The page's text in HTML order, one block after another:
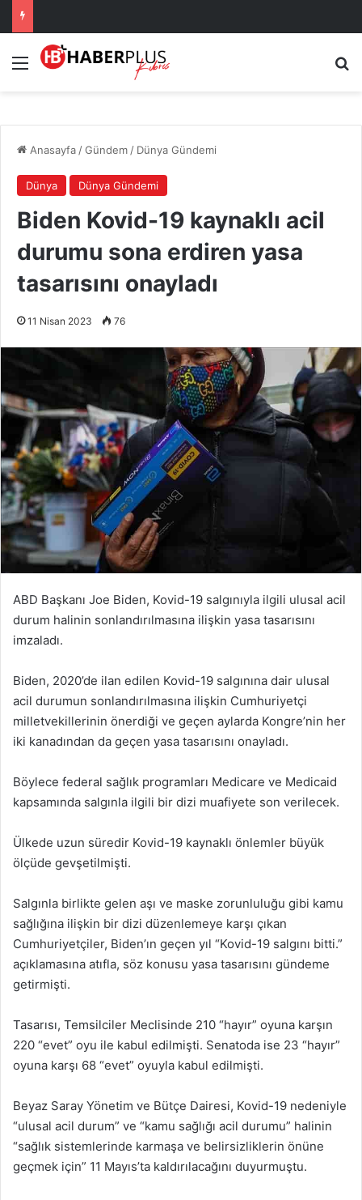
Menü
Anasayfa/Gündem/ Dünya Gündemi
Dünya Dünya Gündemi
Biden Kovid-19 kaynaklı acil
durumu sona erdiren yasa
tasarısını onayladı
11 Nisan 2023 76
ABD Başkanı Joe Biden, Kovid-19 salgınıyla ilgili ulusal acil
durum halinin sonlandırılmasına ilişkin yasa tasarısını
imzaladı.
Biden, 2020’de ilan edilen Kovid-19 salgınına dair ulusal
acil durumun sonlandırılmasına ilişkin Cumhuriyetçi
milletvekillerinin önerdiği ve geçen aylarda Kongre’nin her
iki kanadından da geçen yasa tasarısını onayladı.
Böylece federal sağlık programları Medicare ve Medicaid
kapsamında salgınla ilgili bir dizi muafiyete son verilecek.
Ülkede uzun süredir Kovid-19 kaynaklı önlemler büyük
ölçüde gevşetilmişti.
Salgınla birlikte gelen aşı ve maske zorunluluğu gibi kamu
sağlığına ilişkin bir dizi düzenlemeye karşı çıkan
Cumhuriyetçiler, Biden’ın geçen yıl “Kovid-19 salgını bitti.”
açıklamasına atıfla, söz konusu yasa tasarısını gündeme
getirmişti.
Tasarısı, Temsilciler Meclisinde 210 “hayır” oyuna karşın
220 “evet” oyu ile kabul edilmişti. Senatoda ise 23 “hayır”
oyuna karşı 68 “evet” oyuyla kabul edilmişti.
Beyaz Saray Yönetim ve Bütçe Dairesi, Kovid-19 nedeniyle
“ulusal acil durum” ve “kamu sağlığı acil durumu” halinin
“sağlık sistemlerinde karmaşa ve belirsizliklerin önüne
geçmek için” 11 Mayıs’ta kaldırılacağını duyurmuştu.